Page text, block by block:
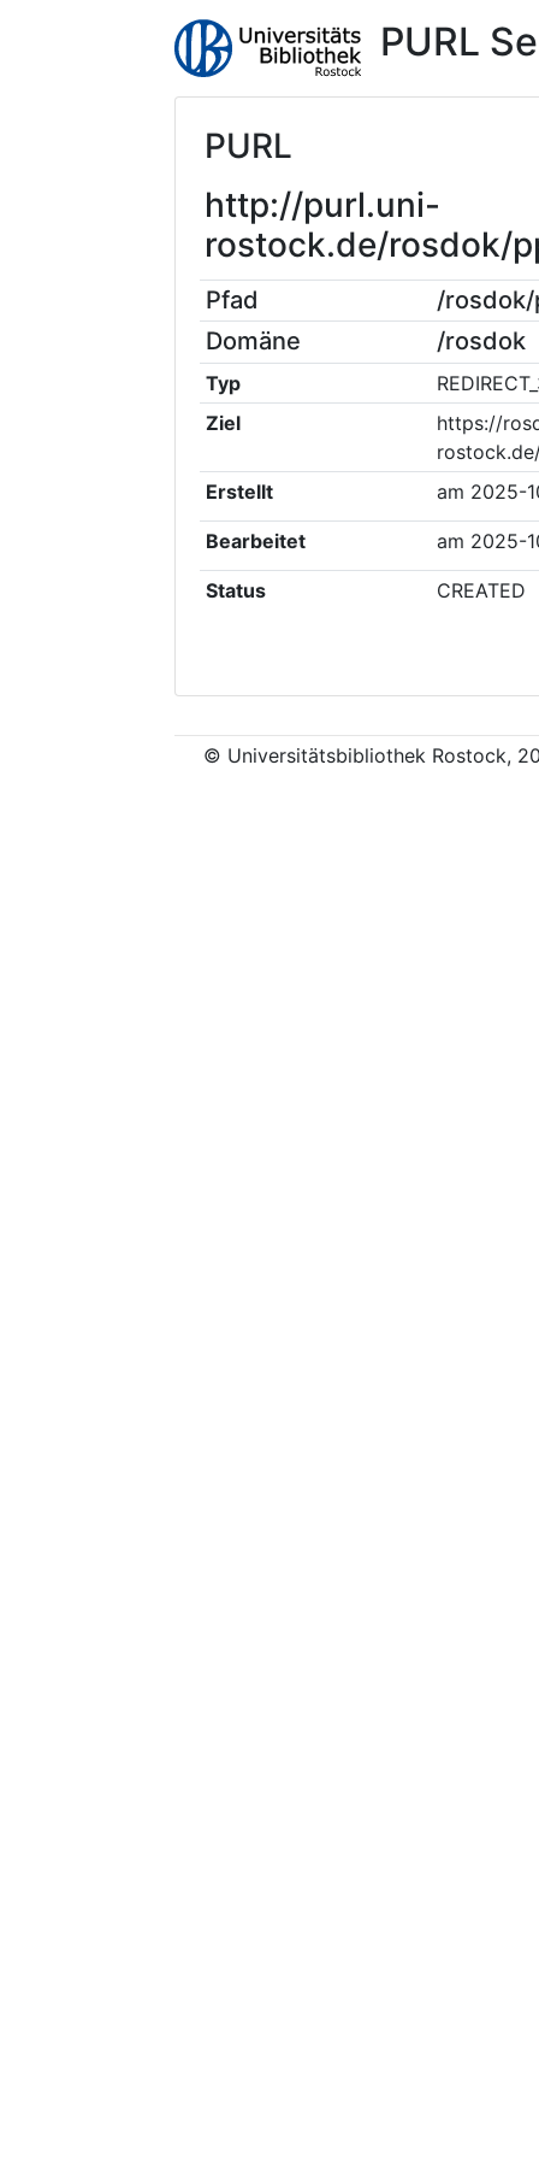
PURL
PURL
http://purl.uni-
rostock.de/rosdok/
Pfad
/rosdok/
Domäne
/rosdok
Typ
Ziel
https://
Erstellt
am 2025-
Bearbeitet am 2025-
Status CREATED
© Universitätsbibliothek Rostock,